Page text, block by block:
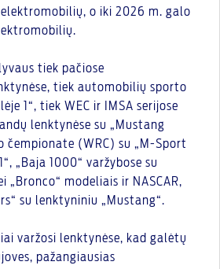
o iki 2026 m. galo
tiek pačiose
tiek automobilių sporto
1“, tiek WEC ir IMSA serijose
lenktynėse su „Mustang
čempionate (WRC) su „M-Sport
„Baja 1000“ varžybose su
„Bronco“ modeliais ir NASCAR,
su lenktyniniu „Mustang“.
varžosi lenktynėse, kad galėtų
pažangiausias